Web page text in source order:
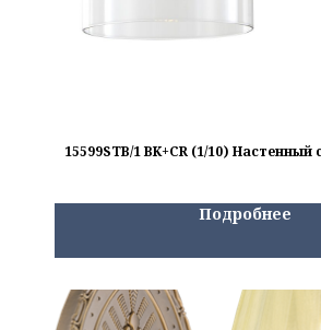
15599STB/1 BK+CR (1/10) Настенный
Подробнее